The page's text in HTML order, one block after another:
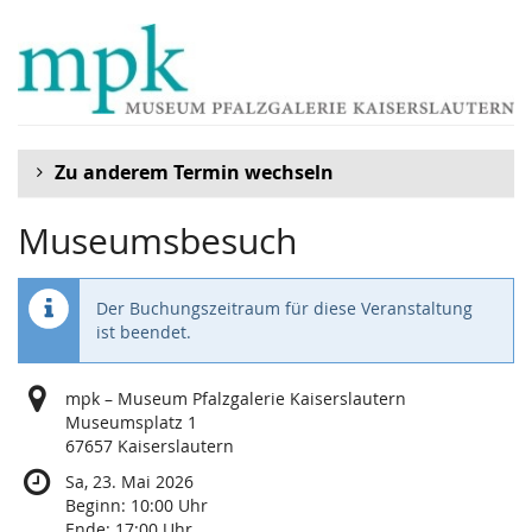
Haupt-
Inhalt
springen
Zu anderem Termin wechseln
Museumsbesuch
Der Buchungszeitraum für diese Veranstaltung
ist beendet.
mpk – Museum Pfalzgalerie Kaiserslautern
Museumsplatz 1
67657 Kaiserslautern
Sa, 23. Mai 2026
Beginn: 10:00 Uhr